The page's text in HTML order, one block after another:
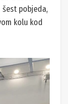
šest pobjeda,
kolu kod